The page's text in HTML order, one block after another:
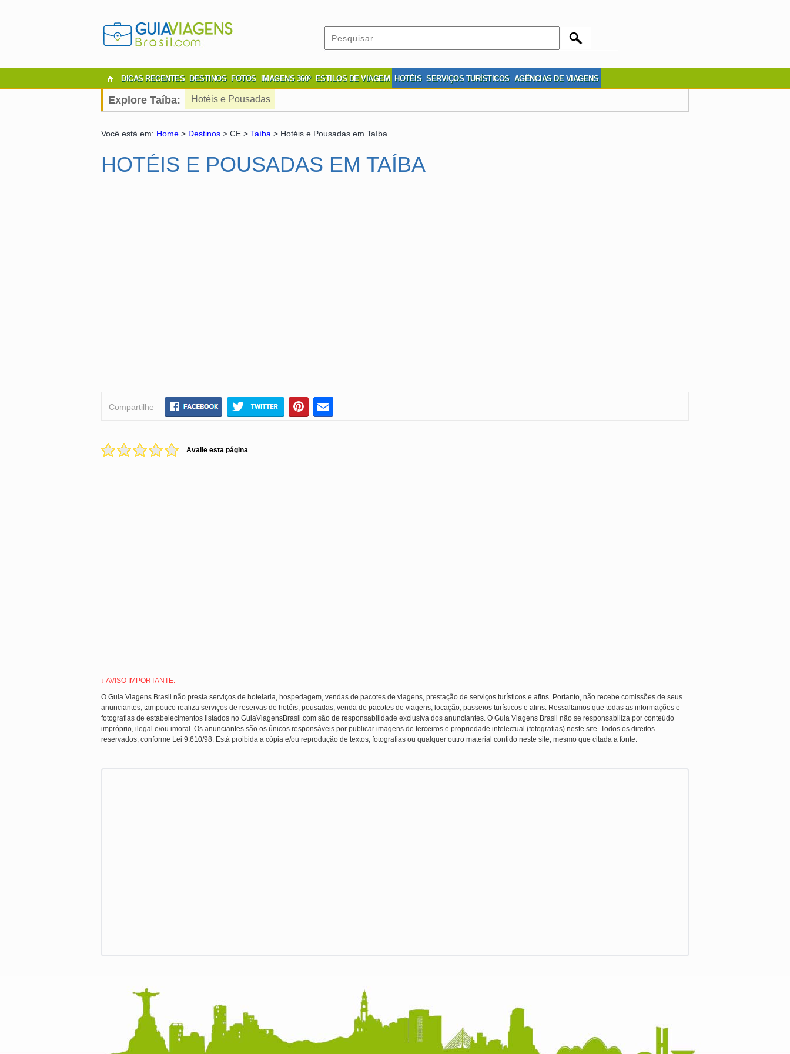
DICAS RECENTES DESTINOS FOTOS IMAGENS 360º ESTILOS DE VIAGEM HOTÉIS SERVIÇOS TURÍSTICOS AGÊNCIAS DE VIAGENS
Explore Taíba: Hotéis e Pousadas
Você está em: Home > Destinos > CE > Taíba > Hotéis e Pousadas em Taíba
HOTÉIS E POUSADAS EM TAÍBA
Compartilhe
Avalie esta página
↓ AVISO IMPORTANTE:
O Guia Viagens Brasil não presta serviços de hotelaria, hospedagem, vendas de pacotes de viagens, prestação de serviços turísticos e afins. Portanto, não recebe comissões de seus
anunciantes, tampouco realiza serviços de reservas de hotéis, pousadas, venda de pacotes de viagens, locação, passeios turísticos e afins. Ressaltamos que todas as informações e
fotografias de estabelecimentos listados no GuiaViagensBrasil.com são de responsabilidade exclusiva dos anunciantes. O Guia Viagens Brasil não se responsabiliza por conteúdo
impróprio, ilegal e/ou imoral. Os anunciantes são os únicos responsáveis por publicar imagens de terceiros e propriedade intelectual (fotografias) neste site. Todos os direitos
reservados, conforme Lei 9.610/98. Está proibida a cópia e/ou reprodução de textos, fotografias ou qualquer outro material contido neste site, mesmo que citada a fonte.